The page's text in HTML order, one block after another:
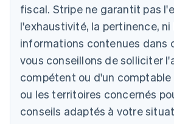
fiscal. Stripe ne garantit pas
l'exhaustivité, la pertinence,
informations contenues dans
vous conseillons de solliciter
compétent ou d'un comptable
ou les territoires concernés
conseils adaptés à votre
NederlandsFrançaisDeutschEnglish
Brésil
Português
Bulgarie
English
Canada
Chine continentale
简体中文English